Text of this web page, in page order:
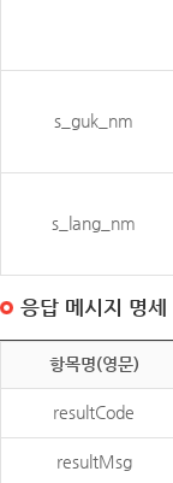
s_guk_nm
s_lang_nm
응답 메시지 명세
항목명(영문)
resultCode
resultMsg